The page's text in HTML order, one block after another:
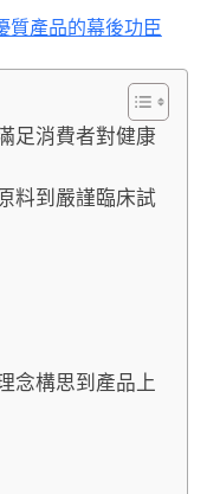
質產品的幕後功臣
足消費者對健康
料到嚴謹臨床試
念構思到產品上